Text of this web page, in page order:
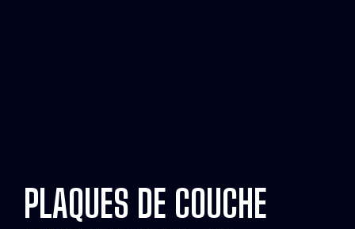
PLAQUES DE COUCHE